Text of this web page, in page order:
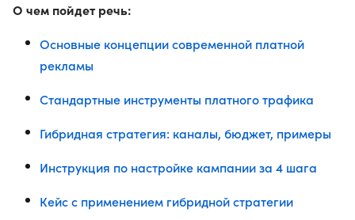
О чем пойдет речь:
Основные концепции современной платной
рекламы
Стандартные инструменты платного трафика
Гибридная стратегия: каналы, бюджет, примеры
Инструкция по настройке кампании за 4 шага
Кейс с применением гибридной стратегии